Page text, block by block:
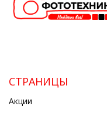
СТРАНИЦЫ
Акции